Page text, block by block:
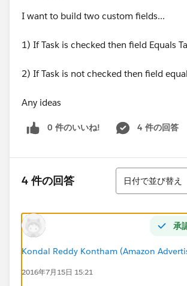
I want to build two custom fields...
1) If Task is checked then field Equals
2) If Task is not checked then field
Any ideas
0 件のいいね! 4 件の回答
4 件の回答
並び替え
日付で並び替え
承
Kondal Reddy Kontham (Amazon
2016年7月15日 15:21